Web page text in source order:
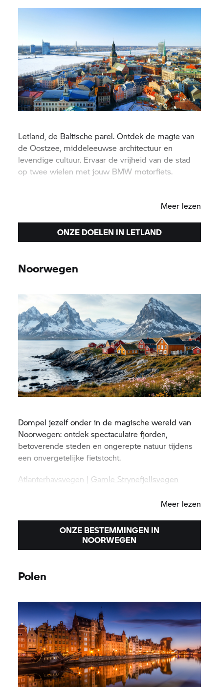
Letland, de Baltische parel. Ontdek de magie van
de Oostzee, middeleeuwse architectuur en
levendige cultuur. Ervaar de vrijheid van de stad
op twee wielen met jouw BMW motorfiets.
Meer lezen
ONZE DOELEN IN LETLAND
Noorwegen
Dompel jezelf onder in de magische wereld van
Noorwegen: ontdek spectaculaire fjorden,
betoverende steden en ongerepte natuur tijdens
een onvergetelijke fietstocht.
Atlanterhavsvegen | Gamle Strynefjellsvegen
Meer lezen
ONZE BESTEMMINGEN IN
NOORWEGEN
Polen